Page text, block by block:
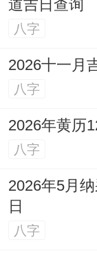
煞、虽然九
水标记细水
此日格外适
询等注重口
要搬迁新址
4.怎么样选
知道了什么
择最适合自
道吉日查询
八字
2026十一月
八字
2026年黄历
八字
2026年5月
日
八字